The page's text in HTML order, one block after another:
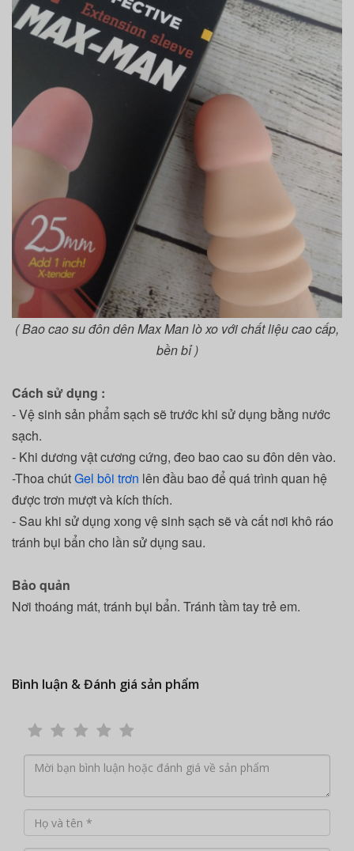
( Bao cao su đôn dên Max Man lò xo với chất liệu cao cấp,
bền bỉ )
Cách sử dụng :
- Vệ sinh sản phẩm sạch sẽ trước khi sử dụng bằng nước
sạch.
- Khi dương vật cương cứng, đeo bao cao su đôn dên vào.
-Thoa chútGel bôi trơn lên đầu bao để quá trình quan hệ
được trơn mượt và kích thích.
- Sau khi sử dụng xong vệ sinh sạch sẽ và cất nơi khô ráo
tránh bụi bẩn cho lần sử dụng sau.
Bảo quản
Nơi thoáng mát, tránh bụi bẩn. Tránh tầm tay trẻ em.
Bình luận & Đánh giá sản phẩm